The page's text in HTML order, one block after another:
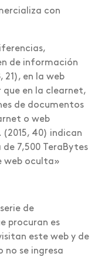
con
de información
21), en la web
que en la clearnet,
de documentos
o web
40) indican
7,500 TeraBytes
web oculta»
de
procuran es
este web y de
no se ingresa